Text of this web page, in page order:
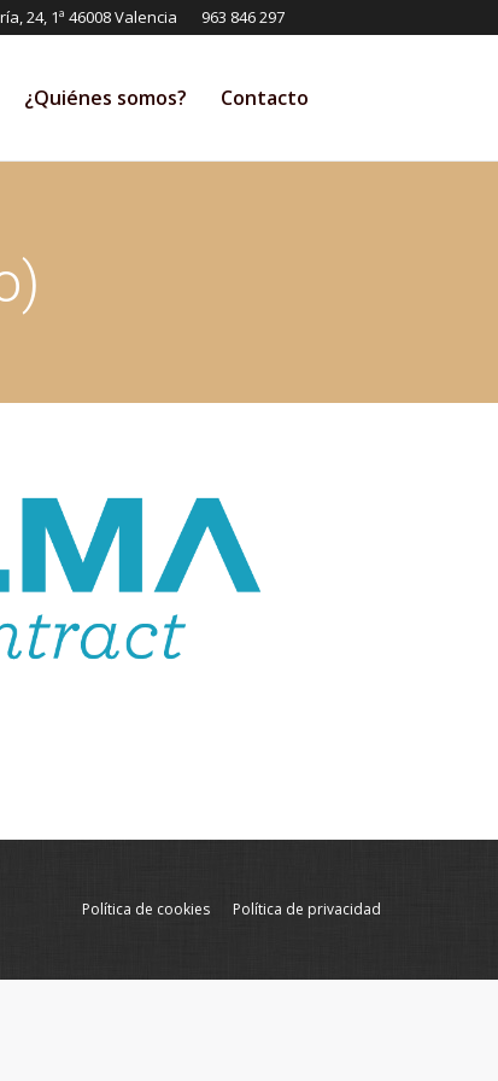
24, 1ª 46008 Valencia 963 846 297
¿Quiénes somos? Contacto
Política de cookies Política de privacidad